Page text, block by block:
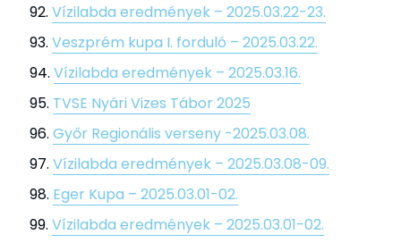
Vízilabda eredmények – 2025.03.22-23.
Veszprém kupa I. forduló – 2025.03.22.
Vízilabda eredmények – 2025.03.16.
TVSE Nyári Vizes Tábor 2025
Győr Regionális verseny -2025.03.08.
Vízilabda eredmények – 2025.03.08-09.
Eger Kupa – 2025.03.01-02.
Vízilabda eredmények – 2025.03.01-02.